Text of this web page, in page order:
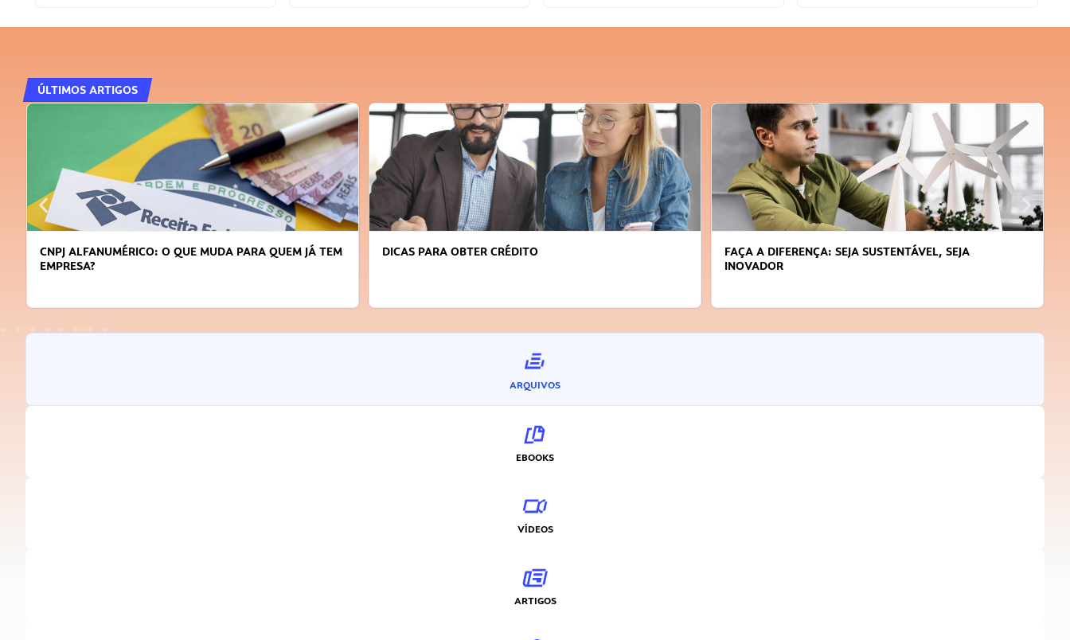
ÚLTIMOS ARTIGOS
CNPJ ALFANUMÉRICO: O QUE MUDA PARA QUEM JÁ TEM
EMPRESA?
DICAS PARA OBTER CRÉDITO
FAÇA A DIFERENÇA: SEJA SUSTENTÁVEL, SEJA
INOVADOR
ARQUIVOS
EBOOKS
VÍDEOS
ARTIGOS